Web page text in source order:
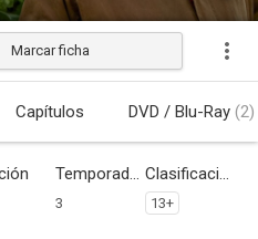
Marcar ficha
Capítulos DVD / Blu-Ray (2)
Temporadas
3
Clasificación por edades
13+